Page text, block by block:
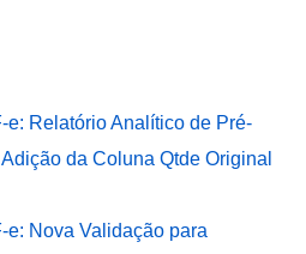
e: Relatório Analítico de Pré-
da Coluna Qtde Original
e: Nova Validação para